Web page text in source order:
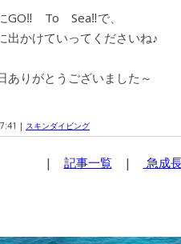
GO‼ To Sea‼で、
出かけていってくださいね♪
ありがとうございました～
| スキンダイビング
| 記事一覧| 急成